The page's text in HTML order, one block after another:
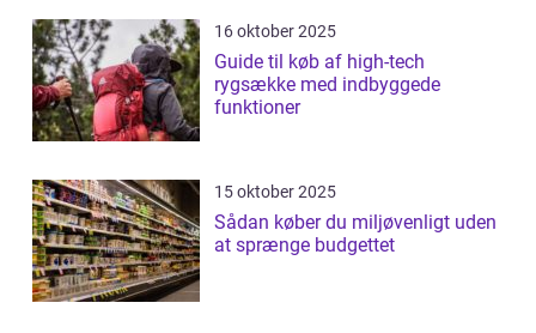
16 oktober 2025
Guide til køb af high-tech
rygsække med indbyggede
funktioner
15 oktober 2025
Sådan køber du miljøvenligt uden
at sprænge budgettet